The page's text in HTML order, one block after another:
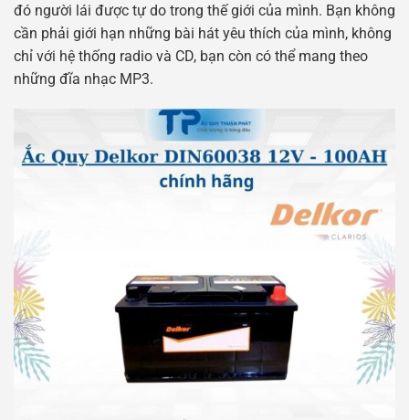
đó người lái được tự do trong thế giới của mình. Bạn không
cần phải giới hạn những bài hát yêu thích của mình, không
chỉ với hệ thống radio và CD, bạn còn có thể mang theo
những đĩa nhạc MP3.